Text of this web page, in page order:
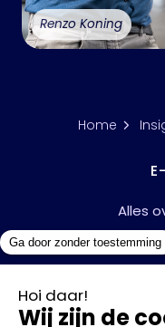
Renzo Koning
Home
Alles